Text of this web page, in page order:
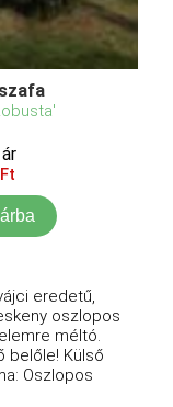
eredetű,
oszlopos
méltó.
belőle! Külső
Oszlopos